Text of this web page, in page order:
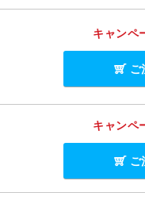
キャンペ
ご
キャンペ
ご